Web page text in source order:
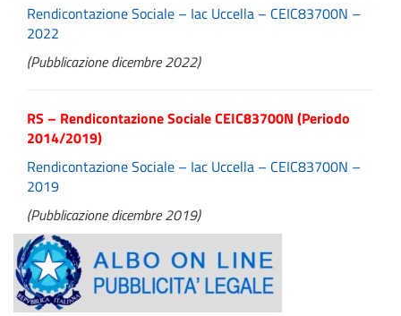
Rendicontazione Sociale – Iac Uccella – CEIC83700N –
2022
(Pubblicazione dicembre 2022)
RS – Rendicontazione Sociale CEIC83700N (Periodo
2014/2019)
Rendicontazione Sociale – Iac Uccella – CEIC83700N –
2019
(Pubblicazione dicembre 2019)